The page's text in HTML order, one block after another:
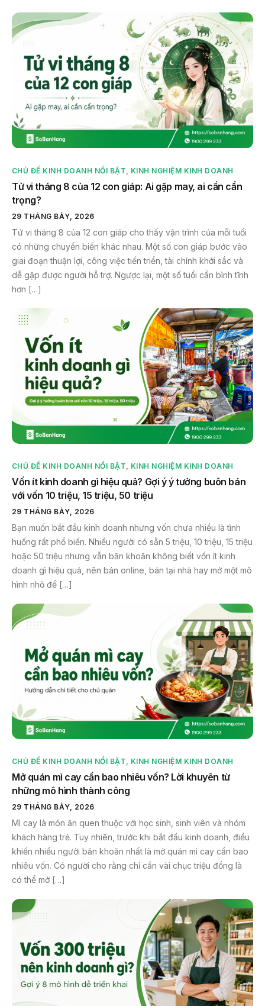
CHỦ ĐỀ KINH DOANH NỔI BẬT KINH NGHIỆM KINH DOANH
Tử vi tháng 8 của 12 con giáp: Ai gặp may, ai cần cẩn
trọng?
29 THÁNG BẢY, 2026
Tử vi tháng 8 của 12 con giáp cho thấy vận trình của mỗi tuổi
có những chuyển biến khác nhau. Một số con giáp bước vào
giai đoạn thuận lợi, công việc tiến triển, tài chính khởi sắc và
dễ gặp được người hỗ trợ. Ngược lại, một số tuổi cần bình tĩnh
hơn […]
CHỦ ĐỀ KINH DOANH NỔI BẬT KINH NGHIỆM KINH DOANH
Vốn ít kinh doanh gì hiệu quả? Gợi ý ý tưởng buôn bán
với vốn 10 triệu, 15 triệu, 50 triệu
29 THÁNG BẢY, 2026
Bạn muốn bắt đầu kinh doanh nhưng vốn chưa nhiều là tình
huống rất phổ biến. Nhiều người có sẵn 5 triệu, 10 triệu, 15 triệu
hoặc 50 triệu nhưng vẫn băn khoăn không biết vốn ít kinh
doanh gì hiệu quả, nên bán online, bán tại nhà hay mở một mô
hình nhỏ để […]
CHỦ ĐỀ KINH DOANH NỔI BẬT, KINH NGHIỆM KINH DOANH
Mở quán mì cay cần bao nhiêu vốn? Lời khuyên từ
những mô hình thành công
29 THÁNG BẢY, 2026
Mì cay là món ăn quen thuộc với học sinh, sinh viên và nhóm
khách hàng trẻ. Tuy nhiên, trước khi bắt đầu kinh doanh, điều
khiến nhiều người băn khoăn nhất là mở quán mì cay cần bao
nhiêu vốn. Có người cho rằng chỉ cần vài chục triệu đồng là
có thể mở […]